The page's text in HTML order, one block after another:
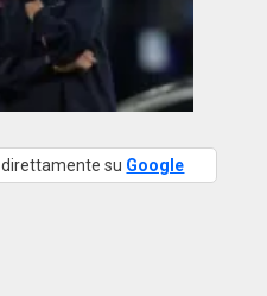
direttamente su Google